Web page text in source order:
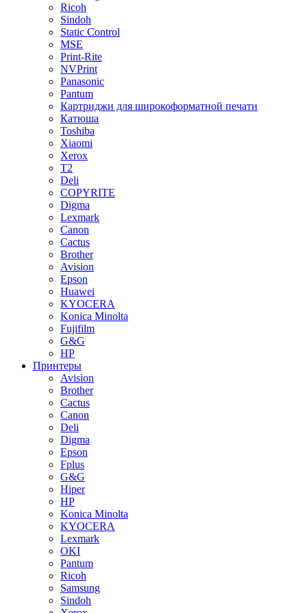
Ricoh
Sindoh
Static Control
MSE
Print-Rite
NVPrint
Panasonic
Pantum
Картриджи для широкоформатной печати
Катюша
Toshiba
Xiaomi
Xerox
T2
Deli
COPYRITE
Digma
Lexmark
Canon
Cactus
Brother
Avision
Epson
Huawei
KYOCERA
Konica Minolta
Fujifilm
G&G
HP
Принтеры
Avision
Brother
Cactus
Canon
Deli
Digma
Epson
Fplus
G&G
Hiper
HP
Konica Minolta
KYOCERA
Lexmark
OKI
Pantum
Ricoh
Samsung
Sindoh